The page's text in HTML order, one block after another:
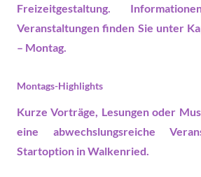
Freizeitgestaltung.
Veranstaltungen finden Sie unter
– Montag.
Montags-Highlights
Kurze Vorträge, Lesungen oder
eine abwechslungsreiche
Startoption in Walkenried.